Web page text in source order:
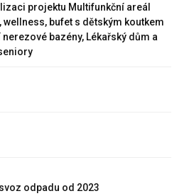
projektu Multifunkční areál
wellness, bufet s dětským koutkem
bazény, Lékařský dům a
odpadu od 2023